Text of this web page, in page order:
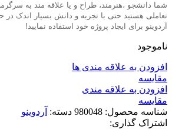
شما دانشجو ،هنرمند، طراح و یا علاقه مند به
تعاملی هستید حتی با تجربه و دانش بسیار اندک در
آردوینو برای ایجاد پروژه خود استفاده نمایید!
ناموجود
افزودن به علاقه مندی ها
مقايسه
افزودن به علاقه مندی
مقایسه
شناسه محصول: 980048 دسته: آردوینو
اشتراک گذاری: